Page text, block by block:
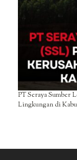
PT Seraya Sumber
Lingkungan di